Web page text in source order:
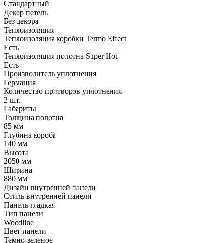
Стандартный
Декор петель
Без декора
Теплоизоляция
Теплоизоляция коробки Termo Effect
Есть
Теплоизоляция полотна Super Нot
Есть
Производитель уплотнения
Германия
Количество притворов уплотнения
2 шт.
Габариты
Толщина полотна
85 мм
Глубина короба
140 мм
Высота
2050 мм
Ширина
880 мм
Дизайн внутренней панели
Стиль внутренней панели
Панель гладкая
Тип панели
Woodline
Цвет панели
Темно-зеленое